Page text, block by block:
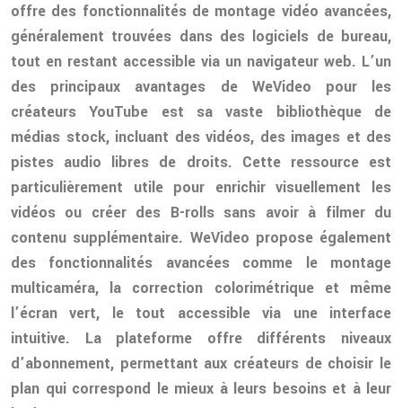
offre des fonctionnalités de montage vidéo avancées,
généralement trouvées dans des logiciels de bureau,
tout en restant accessible via un navigateur web. L’un
des principaux avantages de WeVideo pour les
créateurs YouTube est sa vaste bibliothèque de
médias stock, incluant des vidéos, des images et des
pistes audio libres de droits. Cette ressource est
particulièrement utile pour enrichir visuellement les
vidéos ou créer des B-rolls sans avoir à filmer du
contenu supplémentaire. WeVideo propose également
des fonctionnalités avancées comme le montage
multicaméra, la correction colorimétrique et même
l’écran vert, le tout accessible via une interface
intuitive. La plateforme offre différents niveaux
d’abonnement, permettant aux créateurs de choisir le
plan qui correspond le mieux à leurs besoins et à leur